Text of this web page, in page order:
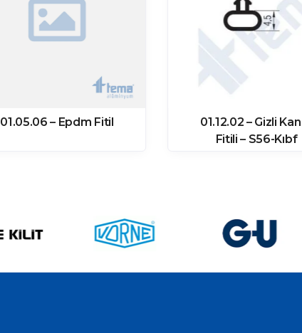
01.05.06 – Epdm Fitil
01.12.02 – Gizli
Fitili – S56-Kıbf